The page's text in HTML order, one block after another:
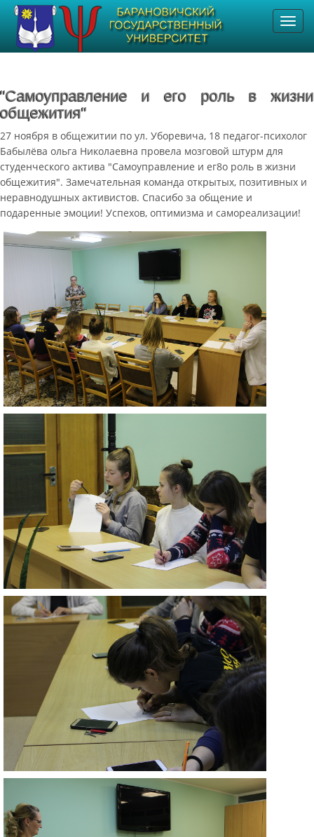
"Самоуправление и его роль в жизни
общежития"
27 ноября в общежитии по ул. Уборевича, 18 педагог-психолог
Бабылёва ольга Николаевна провела мозговой штурм для
студенческого актива "Самоуправление и ег8о роль в жизни
общежития". Замечательная команда открытых, позитивных и
неравнодушных активистов. Спасибо за общение и
подаренные эмоции! Успехов, оптимизма и самореализации!